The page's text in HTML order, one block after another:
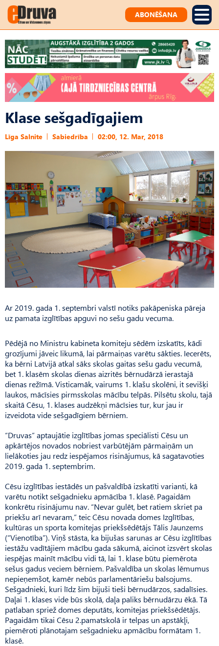
ABONĒŠANA
Klase sešgadīgajiem
Līga Salnite Sabiedrība 02:00, 12. Mar, 2018
Ar 2019. gada 1. septembri valstī notiks pakāpeniska pāreja
uz pamata izglītības apguvi no sešu gadu vecuma.
Pēdējā no Ministru kabineta komiteju sēdēm izskatīts, kādi
grozījumi jāveic likumā, lai pārmaiņas varētu sākties. Iecerēts,
ka bērni Latvijā atkal sāks skolas gaitas sešu gadu vecumā,
bet 1. klasēm skolas dienas aizritēs bērnudārzā ierastajā
dienas režīmā. Visticamāk, vairums 1. klašu skolēni, it sevišķi
laukos, mācīsies pirmsskolas mācību telpās. Pil­sētu skolu, tajā
skaitā Cēsu, 1. klases audzēkņi mācīsies tur, kur jau ir
izveidota vide sešgadīgiem bērniem.
“Druvas” aptaujātie izglītības jomas speciālisti Cēsu un
apkārtējos novados nobriest varbūtējām pārmaiņām un
lielākoties jau redz iespējamos risinājumus, kā sagatavoties
2019. gada 1. septembrim.
Cēsu izglītības iestādēs un paš­valdībā izskatīti varianti, kā
varētu notikt sešgadnieku apmācība 1. klasē. Pagaidām
konkrētu risinājumu nav. “Nevar gulēt, bet ratiem skriet pa
priekšu arī nevaram,” teic Cēsu novada domes Izglītības,
kultūras un sporta komitejas priekšsēdētājs Tālis Jaun­zems
(“Vienotība”). Viņš stāsta, ka bijušas sarunas ar Cēsu izglītības
iestāžu vadītājiem mācību gada sākumā, aicinot izsvērt skolas
iespējas mainīt mācību vidi tā, lai 1. klase būtu piemērota
sešus gadus veciem bērniem. Pašvaldība un skolas lēmumus
nepieņemšot, kamēr nebūs parlamentāriešu balsojums.
Sešgad­nieki, kuri līdz šim bijuši tieši bērnudārzos, sadalīsies.
Daļai 1. klases vide būs skolā, daļa paliks bērnudārzu ēkā. Tā
patlaban spriež domes deputāts, komitejas priekšsēdētājs.
Pagaidām tikai Cēsu 2.pamatskolā ir telpas un apstākļi,
piemēroti plānotajam sešgadnieku apmācību formātam 1.
klasē.